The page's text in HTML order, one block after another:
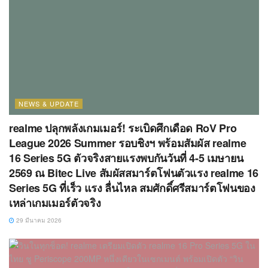
NEWS & UPDATE
realme ปลุกพลังเกมเมอร์! ระเบิดศึกเดือด RoV Pro
League 2026 Summer รอบชิงฯ พร้อมสัมผัส realme
16 Series 5G ตัวจริงสายแรงพบกันวันที่ 4-5 เมษายน
2569 ณ Bitec Live สัมผัสสมาร์ตโฟนตัวแรง realme 16
Series 5G ที่เร็ว แรง ลื่นไหล สมศักดิ์ศรีสมาร์ตโฟนของ
เหล่าเกมเมอร์ตัวจริง
29 มีนาคม 2026